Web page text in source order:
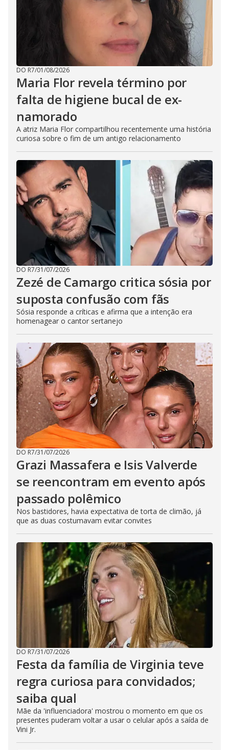
DO R7/01/08/2026
Maria Flor revela término por
falta de higiene bucal de ex-
namorado
A atriz Maria Flor compartilhou recentemente uma história
curiosa sobre o fim de um antigo relacionamento
DO R7/31/07/2026
Zezé de Camargo critica sósia por
suposta confusão com fãs
Sósia responde a críticas e afirma que a intenção era
homenagear o cantor sertanejo
DO R7/31/07/2026
Grazi Massafera e Isis Valverde
se reencontram em evento após
passado polêmico
Nos bastidores, havia expectativa de torta de climão, já
que as duas costumavam evitar convites
DO R7/31/07/2026
Festa da família de Virginia teve
regra curiosa para convidados;
saiba qual
Mãe da 'influenciadora' mostrou o momento em que os
presentes puderam voltar a usar o celular após a saída de
Vini Jr.